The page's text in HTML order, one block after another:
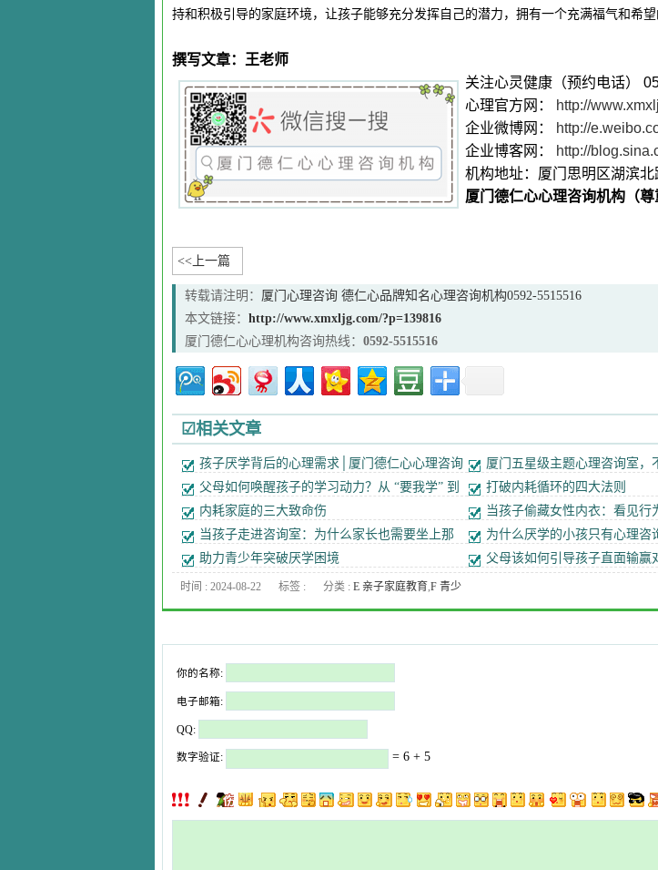
持和积极引导的家庭环境，让孩子能够充分发挥自己的潜力，拥有一个充满福气和希望
撰写文章：王老师
关注心灵健康（预约电话）
心理官方网：
http://
企业微博网：
http://
企业博客网：
http://
机构地址：厦门思明区湖滨
厦门德仁心心理咨询机构（
<<上一篇
转载请注明： 厦门心理咨询 德仁心品牌知名心理咨询机构0592-5515516
本文链接： http://www.xmxljg.com/?p=139816
厦门德仁心心理机构咨询热线： 0592-5515516
☑相关文章
孩子厌学背后的心理需求│厦门德仁心心理咨询
厦门五星级主题心理咨询室，
道！
父母如何唤醒孩子的学习动力？从 “要我学” 到
“我要学”
打破内耗循环的四大法则
内耗家庭的三大致命伤
当孩子偷藏女性内衣：看见行
码
当孩子走进咨询室：为什么家长也需要坐上那
张治疗椅？
为什么厌学的小孩只有心理咨
助力青少年突破厌学困境
父母该如何引导孩子直面输赢
时间 : 2024-08-22 标签 : 分类 : E 亲子家庭教育,F 青少
年心理
你的名称:
电子邮箱:
QQ:
数字验证: = 6 + 5